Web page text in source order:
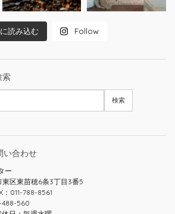
読み込む Follow
索
い合わせ
ー
区東苗穂6条3丁目3番5
011-788-8561
488-560